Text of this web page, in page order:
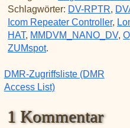
Schlagwörter: DV-RPTR,
Icom Repeater Controller,
HAT, MMDVM_NANO_DV,
ZUMspot.
DMR-Zugriffsliste (DMR
Access List)
1 Kommentar